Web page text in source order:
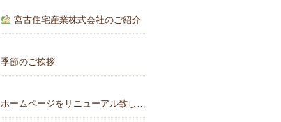
宮古住宅産業株式会社のご紹介
季節のご挨拶
ホームページをリニューアル致しました